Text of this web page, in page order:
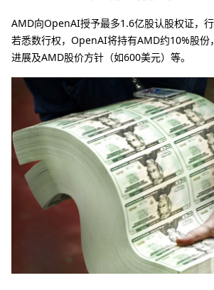
AMD向OpenAI授予最多1.6亿股认股权证，行
若悉数行权，OpenAI将持有AMD约10%股份
进展及AMD股价方针（如600美元）等‌。